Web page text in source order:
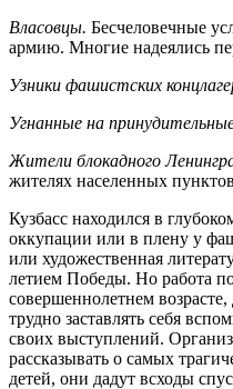
Власовцы. Бесчеловечные
армию. Многие надеялись
Узники фашистских
Угнанные на
Жители блокадного
жителях населенных
Кузбасс находился в
оккупации или в плену у
или художественная
летием Победы. Но работа
совершеннолетнем
трудно заставлять себя
своих выступлений.
рассказывать о самых
детей, они дадут всходы